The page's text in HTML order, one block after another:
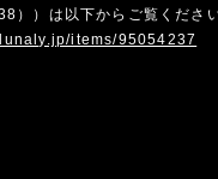
））は以下からご覧くださ
items/95054237